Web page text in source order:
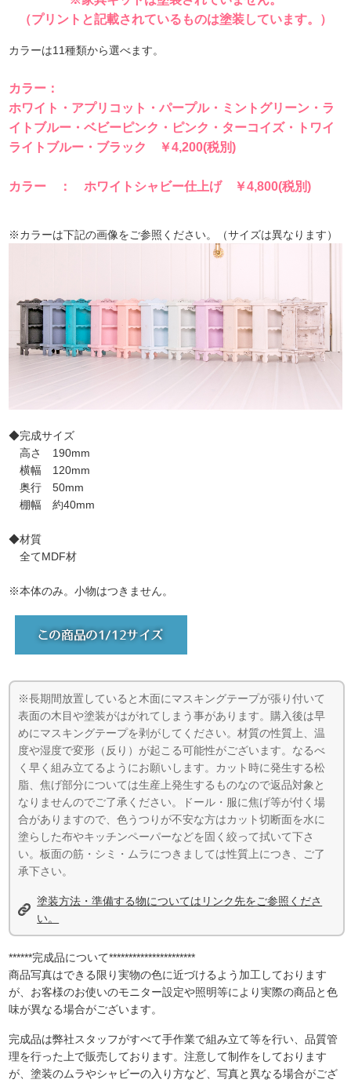
（プリントと記載されているものは塗装しています。）
カラーは11種類から選べます。
カラー：
ホワイト・アプリコット・パープル・ミントグリーン・ラ
イトブルー・ベビーピンク・ピンク・ターコイズ・トワイ
ライトブルー・ブラック ￥4,200(税別)
カラー ： ホワイトシャビー仕上げ ￥4,800(税別)
※カラーは下記の画像をご参照ください。（サイズは異なります）
◆完成サイズ
高さ 190mm
横幅 120mm
奥行 50mm
棚幅 約40mm
◆材質
全てMDF材
※本体のみ。小物はつきません。
※長期間放置していると木面にマスキングテープが張り付いて
表面の木目や塗装がはがれてしまう事があります。購入後は早
めにマスキングテープを剥がしてください。材質の性質上、温
度や湿度で変形（反り）が起こる可能性がございます。なるべ
く早く組み立てるようにお願いします。カット時に発生する松
脂、焦げ部分については生産上発生するものなので返品対象と
なりませんのでご了承ください。ドール・服に焦げ等が付く場
合がありますので、色うつりが不安な方はカット切断面を水に
塗らした布やキッチンペーパーなどを固く絞って拭いて下さ
い。板面の筋・シミ・ムラにつきましては性質上につき、ご了
承下さい。
塗装方法・準備する物についてはリンク先をご参照くださ
い。
******完成品について**********************
商品写真はできる限り実物の色に近づけるよう加工しております
が、お客様のお使いのモニター設定や照明等により実際の商品と色
味が異なる場合がございます。
完成品は弊社スタッフがすべて手作業で組み立て等を行い、品質管
理を行った上で販売しております。注意して制作をしております
が、塗装のムラやシャビーの入り方など、写真と異なる場合がござ